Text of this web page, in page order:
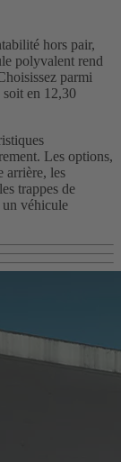
hors pair,
polyvalent rend
parmi
soit en 12,30
Les options,
arrière, les
trappes de
véhicule